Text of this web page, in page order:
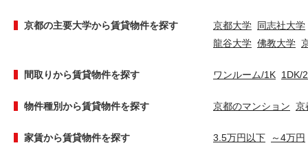
京都の主要大学から賃貸物件を探す 京都大学 同志社大学
龍谷大学 佛教大学
間取りから賃貸物件を探す ワンルーム/1K 1DK/
物件種別から賃貸物件を探す 京都のマンション 京
家賃から賃貸物件を探す 3.5万円以下 ～4万円